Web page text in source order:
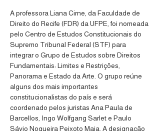
A professora Liana Cirne, da Faculdade de
Direito do Recife (FDR) da UFPE, foi nomeada
pelo Centro de Estudos Constitucionais do
Supremo Tribunal Federal (STF) para
integrar o Grupo de Estudos sobre Direitos
Fundamentais: Limites e Restrições,
Panorama e Estado da Arte. O grupo reúne
alguns dos mais importantes
constitucionalistas do país e será
coordenado pelos juristas Ana Paula de
Barcellos, Ingo Wolfgang Sarlet e Paulo
Sávio Nogueira Peixoto Maia. A designação